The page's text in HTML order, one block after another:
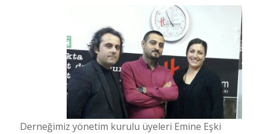
Derneğimiz yönetim kurulu üyeleri Emine Eşki